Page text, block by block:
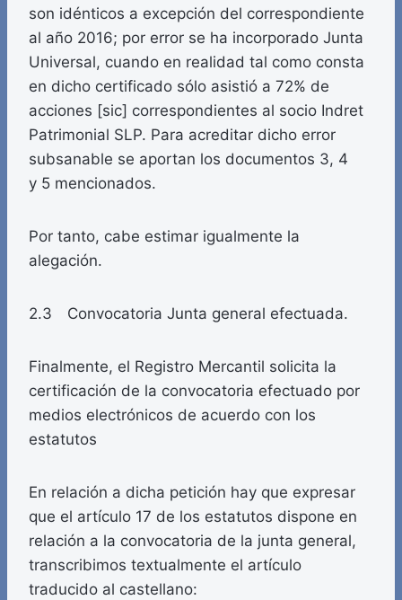
son idénticos a excepción del correspondiente
al año 2016; por error se ha incorporado Junta
Universal, cuando en realidad tal como consta
en dicho certificado sólo asistió a 72% de
acciones [sic] correspondientes al socio Indret
Patrimonial SLP. Para acreditar dicho error
subsanable se aportan los documentos 3, 4
y 5 mencionados.
Por tanto, cabe estimar igualmente la
alegación.
2.3 Convocatoria Junta general efectuada.
Finalmente, el Registro Mercantil solicita la
certificación de la convocatoria efectuado por
medios electrónicos de acuerdo con los
estatutos
En relación a dicha petición hay que expresar
que el artículo 17 de los estatutos dispone en
relación a la convocatoria de la junta general,
transcribimos textualmente el artículo
traducido al castellano: